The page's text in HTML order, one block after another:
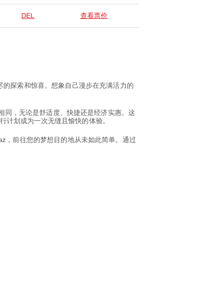
DEL 查看票价
探索和惊喜。想象自己漫步在充满活力的
同，无论是舒适度、快捷还是经济实惠。这
划成为一次无缝且愉快的体验。
，前往您的梦想目的地从未如此简单。通过